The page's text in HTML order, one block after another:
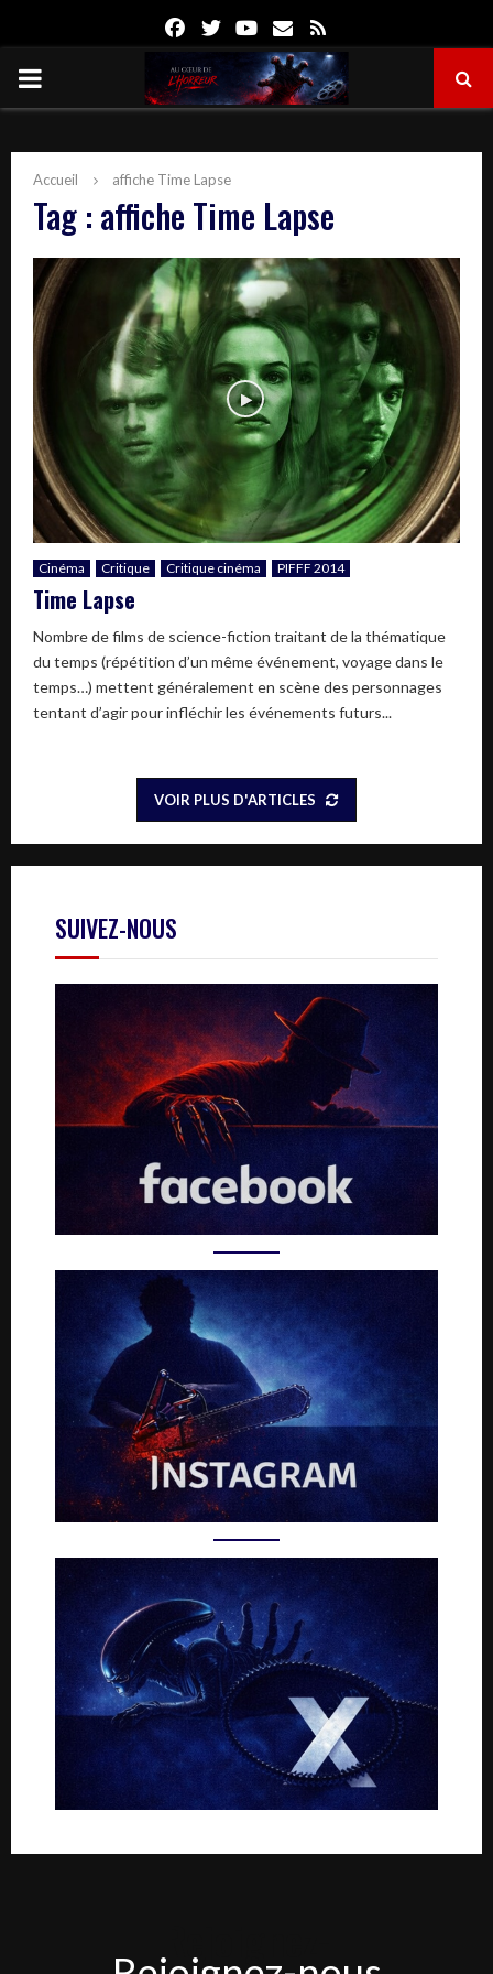
FacebookTwitterYoutube
Email
PRIMARY
Accueil affiche Time Lapse
Tag : affiche Time Lapse
Cinéma Critique Critique cinéma PIFFF 2014
Time Lapse
Nombre de films de science-fiction traitant de la thématique
du temps (répétition d’un même événement, voyage dans le
temps…) mettent généralement en scène des personnages
tentant d’agir pour infléchir les événements futurs...
VOIR PLUS D'ARTICLES
SUIVEZ-NOUS